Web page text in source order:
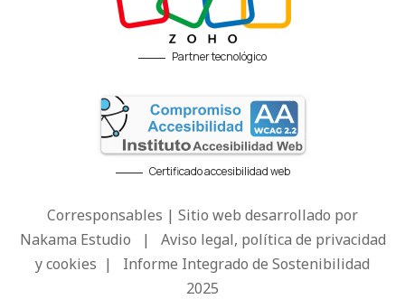
Partner tecnológico
Certificado accesibilidad web
Corresponsables | Sitio web desarrollado por
Nakama Estudio | Aviso legal, política de privacidad
y cookies | Informe Integrado de Sostenibilidad
2025